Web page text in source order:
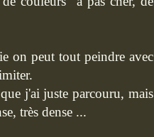
on peut tout peindre avec
j'ai juste parcouru, mais
très dense ...